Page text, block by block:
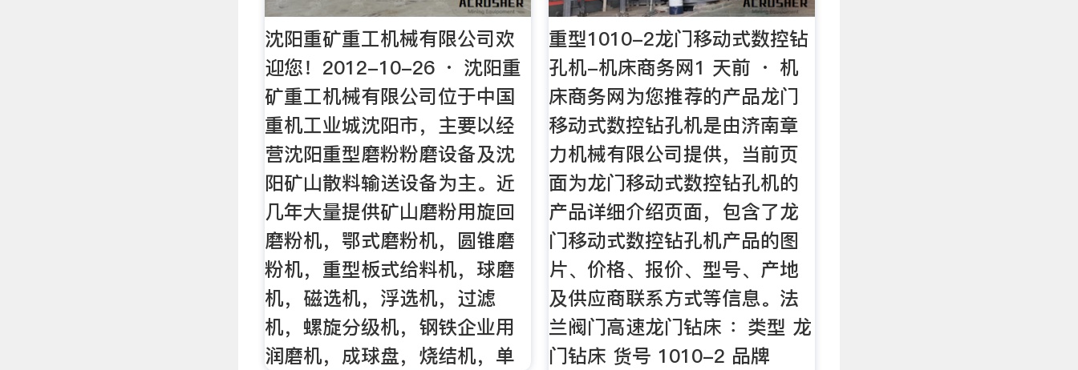
沈阳重矿重工机械有限公司欢
迎您！2012-10-26 · 沈阳重
矿重工机械有限公司位于中国
重机工业城沈阳市，主要以经
营沈阳重型磨粉粉磨设备及沈
阳矿山散料输送设备为主。近
几年大量提供矿山磨粉用旋回
磨粉机，鄂式磨粉机，圆锥磨
粉机，重型板式给料机，球磨
机，磁选机，浮选机，过滤
机，螺旋分级机，钢铁企业用
润磨机，成球盘，烧结机，单
重型1010-2龙门移动式数控钻
孔机-机床商务网1 天前 · 机
床商务网为您推荐的产品龙门
移动式数控钻孔机是由济南章
力机械有限公司提供，当前页
面为龙门移动式数控钻孔机的
产品详细介绍页面，包含了龙
门移动式数控钻孔机产品的图
片、价格、报价、型号、产地
及供应商联系方式等信息。法
兰阀门高速龙门钻床 ：类型 龙
门钻床 货号 1010-2 品牌